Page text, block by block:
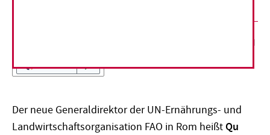
Vorlesen
Der neue Generaldirektor der UN-Ernährungs- und
Landwirtschaftsorganisation FAO in Rom heißtQu